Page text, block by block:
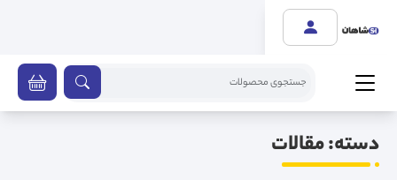
دسته:مقالات